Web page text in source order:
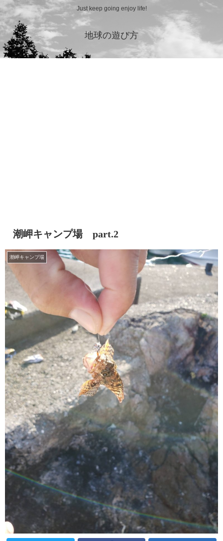
Just keep going enjoy life!
地球の遊び方
潮岬キャンプ場 part.2
潮岬キャンプ場